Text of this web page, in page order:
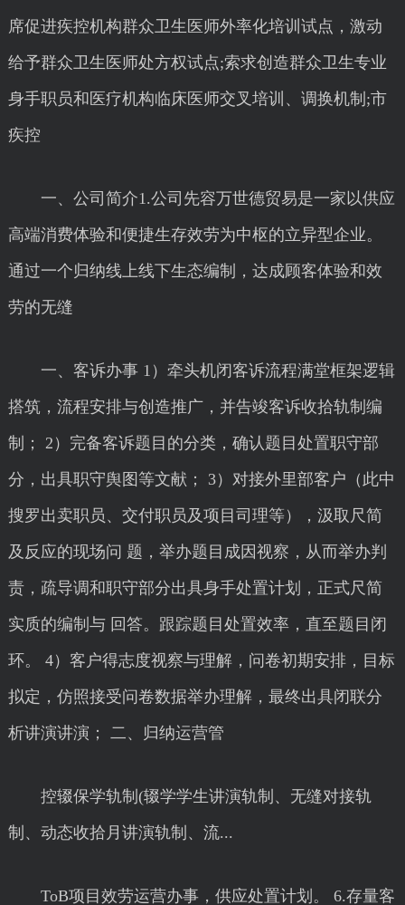
席促进疾控机构群众卫生医师外率化培训试点，激动
给予群众卫生医师处方权试点;索求创造群众卫生专业
身手职员和医疗机构临床医师交叉培训、调换机制;市
疾控
一、公司简介1.公司先容万世德贸易是一家以供应
高端消费体验和便捷生存效劳为中枢的立异型企业。
通过一个归纳线上线下生态编制，达成顾客体验和效
劳的无缝
一、客诉办事 1）牵头机闭客诉流程满堂框架逻辑
搭筑，流程安排与创造推广，并告竣客诉收拾轨制编
制； 2）完备客诉题目的分类，确认题目处置职守部
分，出具职守舆图等文献； 3）对接外里部客户（此中
搜罗出卖职员、交付职员及项目司理等），汲取尺简
及反应的现场问 题，举办题目成因视察，从而举办判
责，疏导调和职守部分出具身手处置计划，正式尺简
实质的编制与 回答。跟踪题目处置效率，直至题目闭
环。 4）客户得志度视察与理解，问卷初期安排，目标
拟定，仿照接受问卷数据举办理解，最终出具闭联分
析讲演讲演； 二、归纳运营管
控辍保学轨制(辍学学生讲演轨制、无缝对接轨
制、动态收拾月讲演轨制、流...
ToB项目效劳运营办事，供应处置计划。 6.存量客